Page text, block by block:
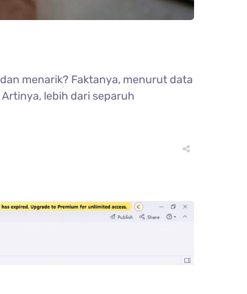
menarik? Faktanya, menurut data
lebih dari separuh